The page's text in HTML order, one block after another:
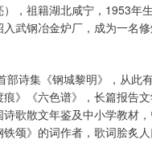
，祖籍湖北咸宁，1953年
武钢冶金炉厂，成为一名
部诗集《钢城黎明》，从此
》《六色谱》，长篇报告
歌散文年鉴及中小学教材
颂》的词作者，歌词脍炙人